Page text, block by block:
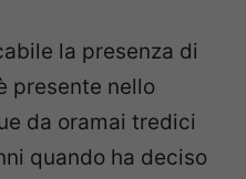
la presenza di
presente nello
da oramai tredici
quando ha deciso